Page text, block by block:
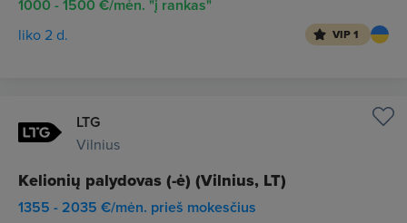
1000 - 1500 €/mėn. "į rankas"
liko 2 d. VIP 1
LTG
Vilnius
Kelionių palydovas (-ė) (Vilnius, LT)
1355 - 2035 €/mėn. prieš mokesčius